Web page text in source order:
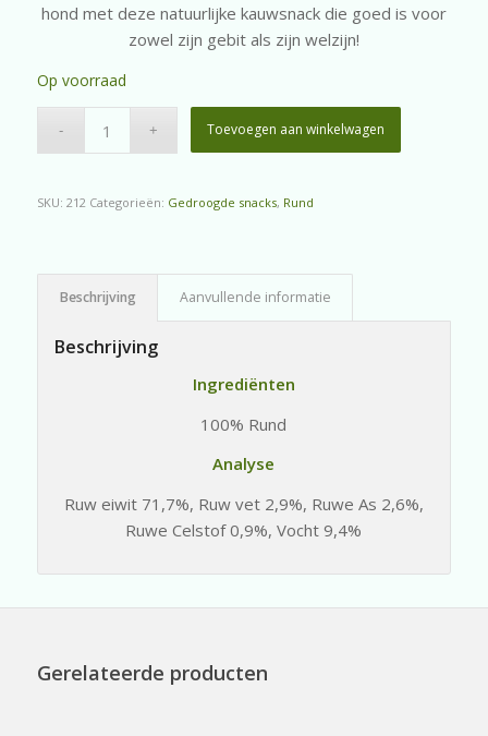
hond met deze natuurlijke kauwsnack die goed is voor
zowel zijn gebit als zijn welzijn!
Op voorraad
Toevoegen aan winkelwagen
SKU: 212 Categorieën: Gedroogde snacks, Rund
Beschrijving Aanvullende informatie
Beschrijving
Ingrediënten
100% Rund
Analyse
Ruw eiwit 71,7%, Ruw vet 2,9%, Ruwe As 2,6%,
Ruwe Celstof 0,9%, Vocht 9,4%
Gerelateerde producten